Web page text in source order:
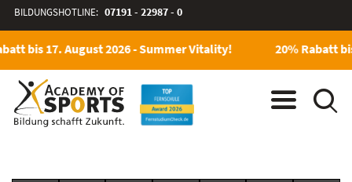
BILDUNGSHOTLINE: 07191 - 22987 - 0
bis 17. August 2026 - Summer Vitality! 20% Rabatt